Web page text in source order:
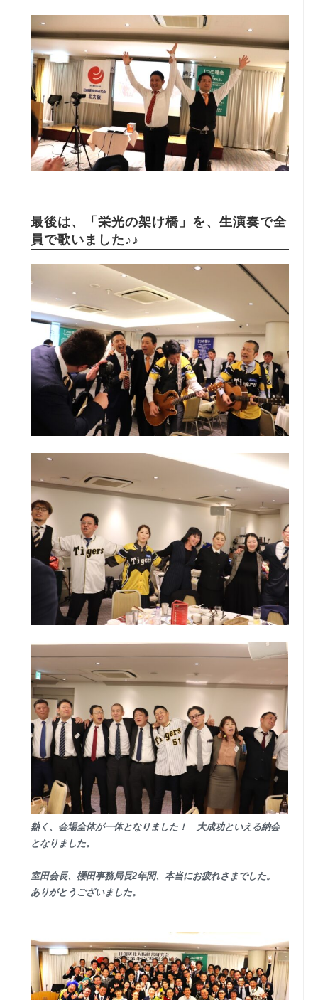
最後は、「栄光の架け橋」を、生演奏で全
員で歌いました♪♪
熱く、会場全体が一体となりました！ 大成功といえる納会
となりました。
室田会長、櫻田事務局長2年間、本当にお疲れさまでした。
ありがとうございました。